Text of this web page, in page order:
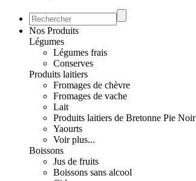
Nos Produits
Légumes
Légumes frais
Conserves
Produits laitiers
Fromages de chèvre
Fromages de vache
Lait
Produits laitiers de Bretonne Pie Noir
Yaourts
Voir plus...
Boissons
Jus de fruits
Boissons sans alcool